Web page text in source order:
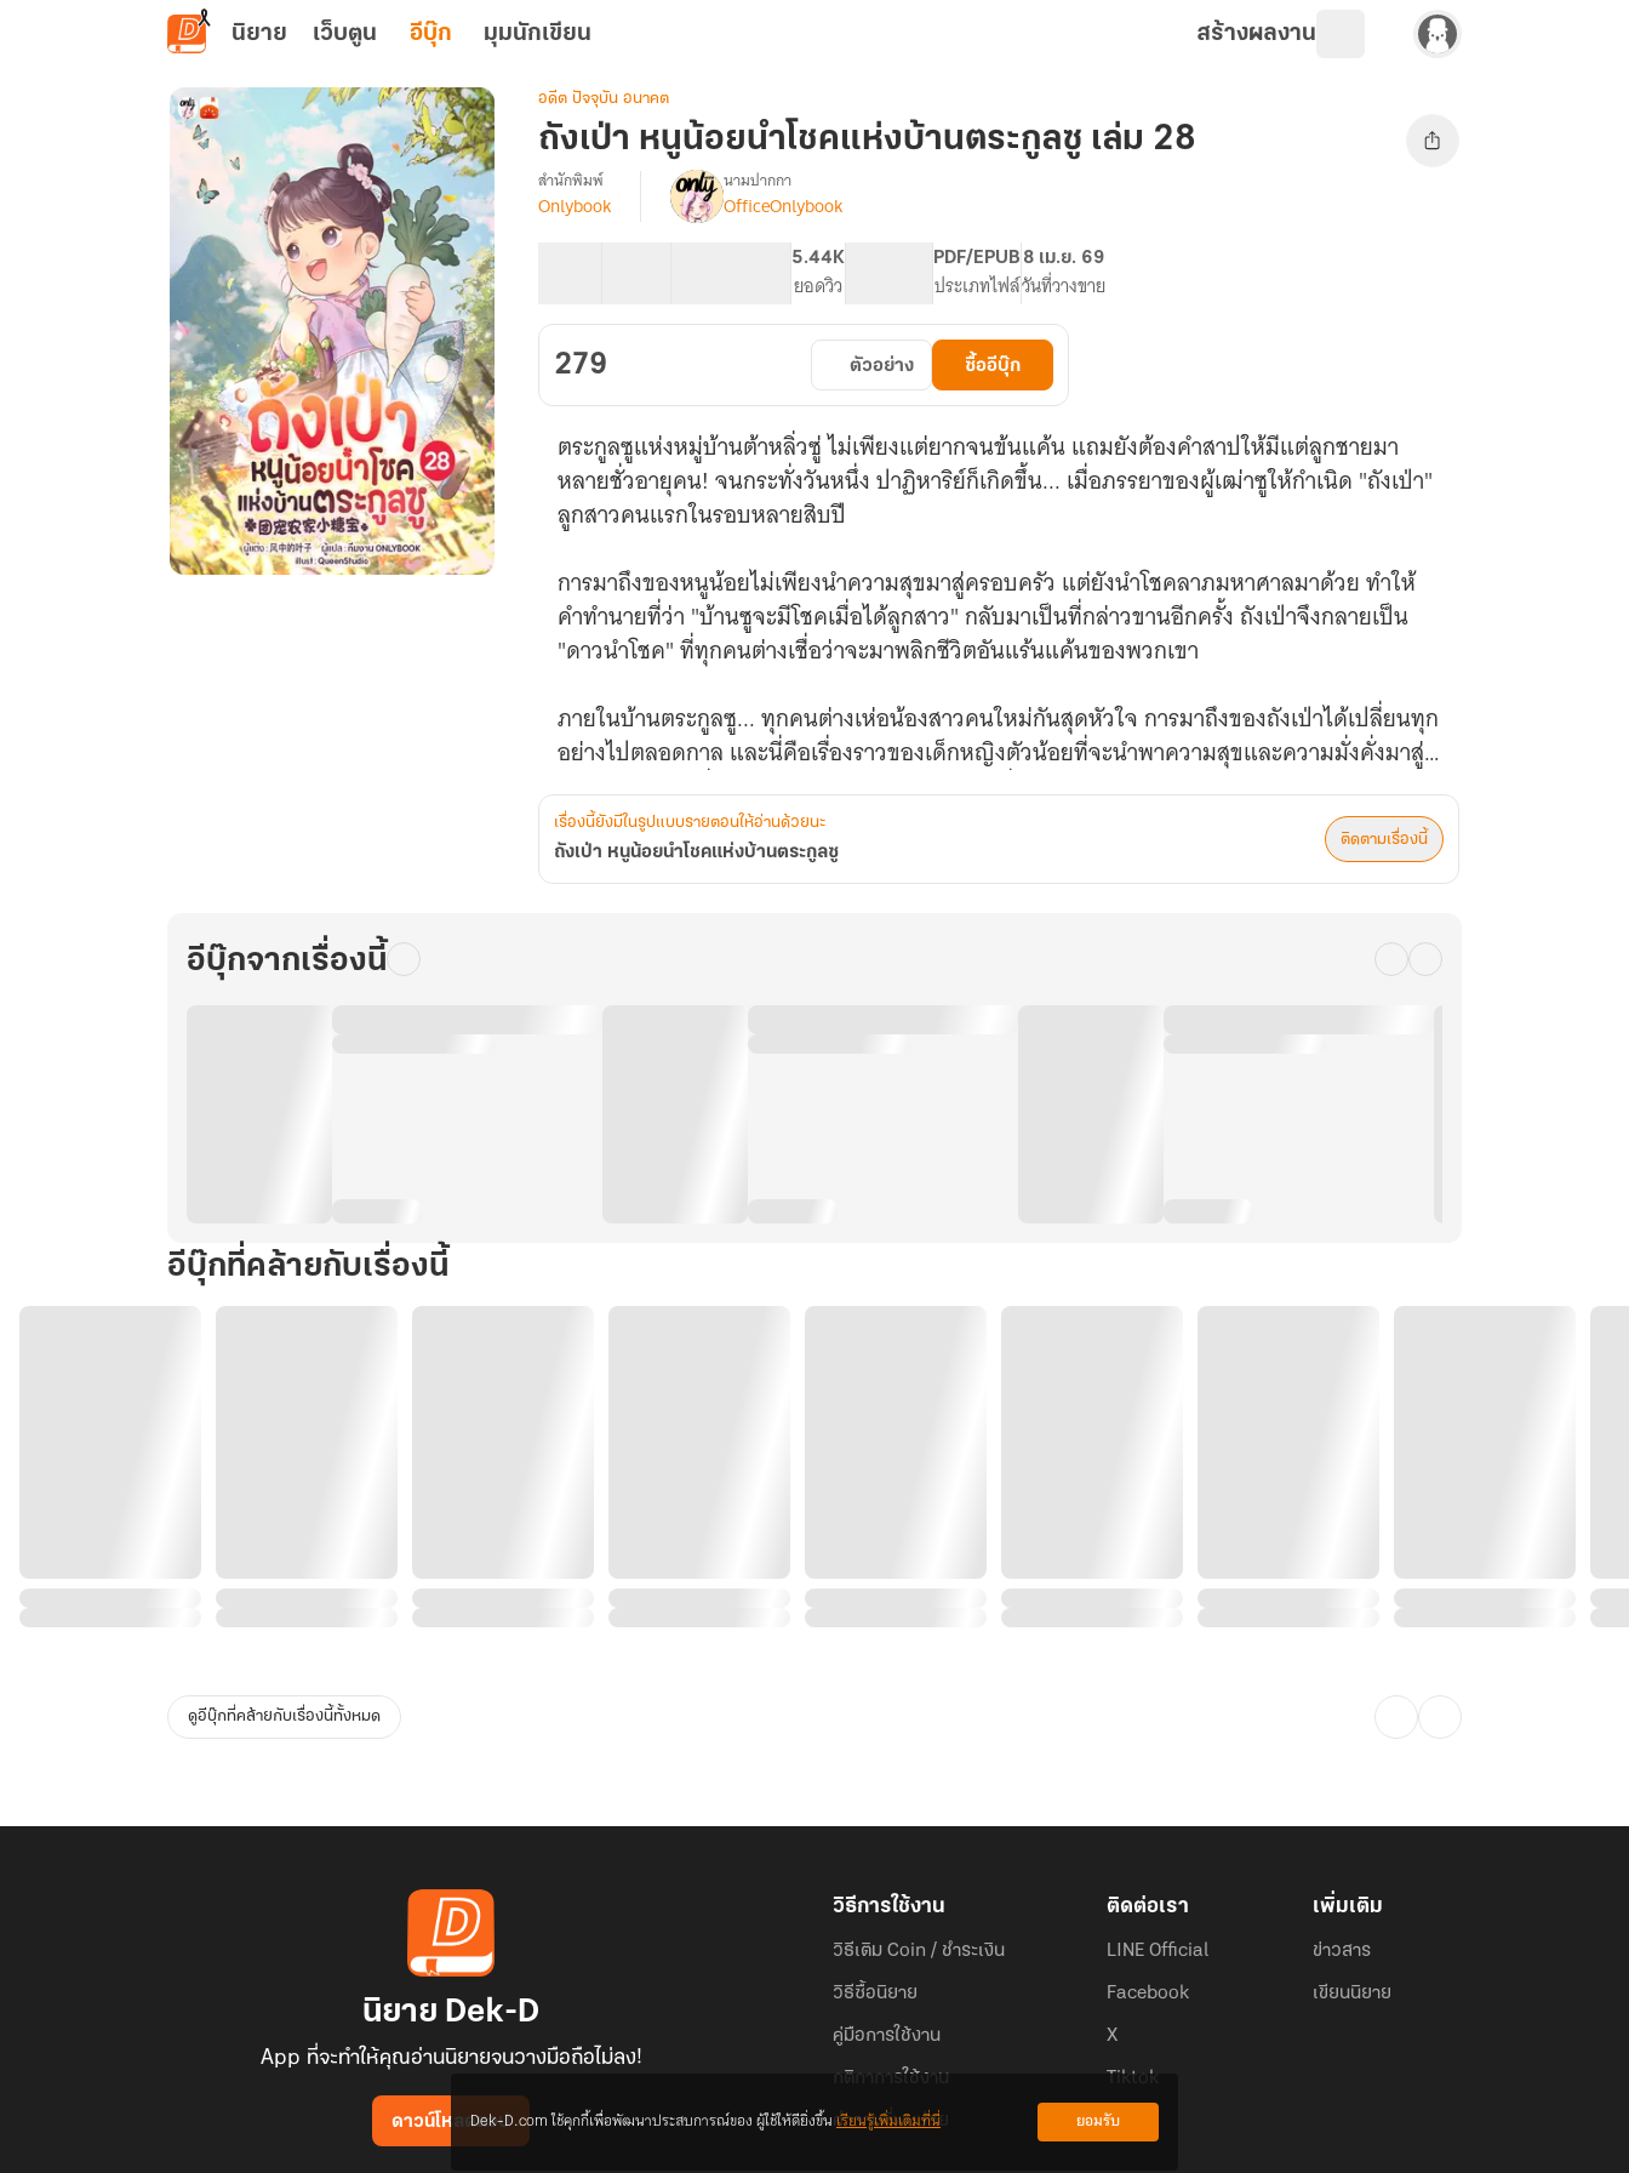
ข้ามไปยังเนื้อหาหลัก
นิยาย เว็บตูน อีบุ๊ก มุมนักเขียน สร้างผลงาน
อดีต ปัจจุบัน อนาคต
ถังเป่า หนูน้อยนำโชคแห่งบ้านตระกูลซู เล่ม 28
เรื่อง
นำ
โชค
แห่ง
บ้าน
สำนักพิมพ์
Onlybook
นามปากกา
OfficeOnlybook
5.44K
ยอดวิว
PDF/EPUB
ประเภทไฟล์
8 เม.ย. 69
วันที่วางขาย
279 ตัวอย่าง ซื้ออีบุ๊ก
ตระกูลซูแห่งหมู่บ้านต้าหลิ่วซู่ ไม่เพียงแต่ยากจนข้นแค้น แถมยังต้องคำสาปให้มีแต่ลูกชายมา
หลายชั่วอายุคน! จนกระทั่งวันหนึ่ง ปาฏิหาริย์ก็เกิดขึ้น... เมื่อภรรยาของผู้เฒ่าซูให้กำเนิด "ถังเป่า"
ลูกสาวคนแรกในรอบหลายสิบปี
การมาถึงของหนูน้อยไม่เพียงนำความสุขมาสู่ครอบครัว แต่ยังนำโชคลาภมหาศาลมาด้วย ทำให้
คำทำนายที่ว่า "บ้านซูจะมีโชคเมื่อได้ลูกสาว" กลับมาเป็นที่กล่าวขานอีกครั้ง ถังเป่าจึงกลายเป็น
"ดาวนำโชค" ที่ทุกคนต่างเชื่อว่าจะมาพลิกชีวิตอันแร้นแค้นของพวกเขา
ภายในบ้านตระกูลซู... ทุกคนต่างเห่อน้องสาวคนใหม่กันสุดหัวใจ การมาถึงของถังเป่าได้เปลี่ยนทุก
อย่างไปตลอดกาล และนี่คือเรื่องราวของเด็กหญิงตัวน้อยที่จะนำพาความสุขและความมั่งคั่งมาสู่
ครอบครัวอย่างที่ไม่มีใครเคยจินตนาการถึง! (บทที่ 1081-1120)
เรื่องนี้ยังมีในรูปแบบรายตอนให้อ่านด้วยนะ
ถังเป่า หนูน้อยนำโชคแห่งบ้านตระกูลซู
ติดตามเรื่องนี้
อีบุ๊กจากเรื่องนี้
อีบุ๊กที่คล้ายกับเรื่องนี้
ดูอีบุ๊กที่คล้ายกับเรื่องนี้ทั้งหมด
นิยาย Dek-D
App ที่จะทำให้คุณอ่านนิยายจนวางมือถือไม่ลง!
ดาวน์โหลดแอป
วิธีการใช้งาน
วิธีเติม Coin / ชำระเงิน
วิธีซื้อนิยาย
คู่มือการใช้งาน
กติกาการใช้งาน
คำถามที่พบบ่อย
ติดต่อเรา
LINE Official
Facebook
X
Tiktok
เพิ่มเติม
ข่าวสาร
เขียนนิยาย
Dek-D.com ใช้คุกกี้เพื่อพัฒนาประสบการณ์ของ ผู้ใช้ให้ดียิ่งขึ้นเรียนรู้เพิ่มเติมที่นี่ ยอมรับ